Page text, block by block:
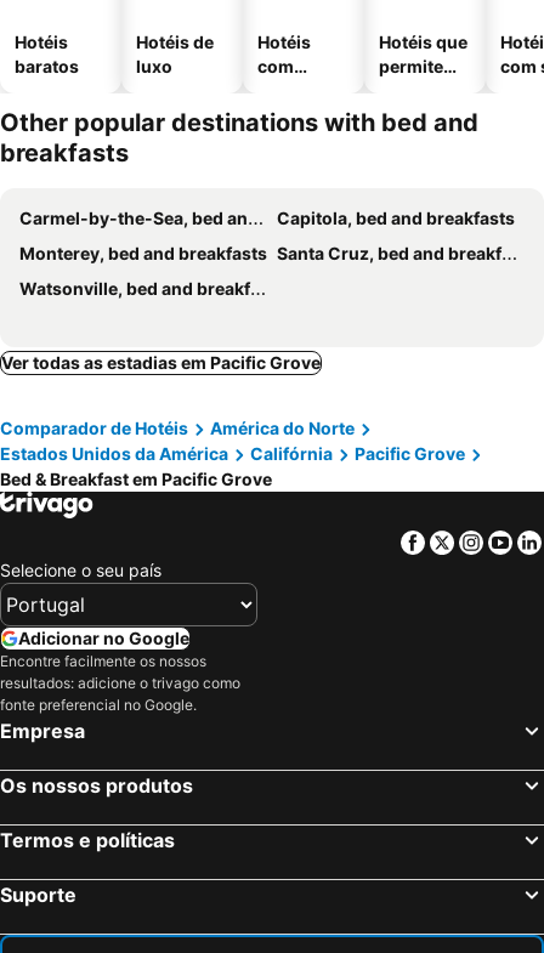
Hotéis
baratos
Hotéis de
luxo
Hotéis
com
Hotéis que
permitem
com
Other popular destinations with bed and
breakfasts
Carmel-by-the-Sea, bed and breakfasts
Capitola, bed and breakfasts
Monterey, bed and breakfasts Santa Cruz, bed and breakfasts
Watsonville, bed and breakfasts
Ver todas as estadias em Pacific Grove
Comparador de Hotéis
América do Norte
Estados Unidos da América
Califórnia
Pacific Grove
Bed & Breakfast em Pacific Grove
Facebook
Twitter
Selecione o seu país
Adicionar no Google
Encontre facilmente os nossos
resultados: adicione o trivago como
fonte preferencial no Google.
Empresa
Os nossos produtos
Termos e políticas
Suporte